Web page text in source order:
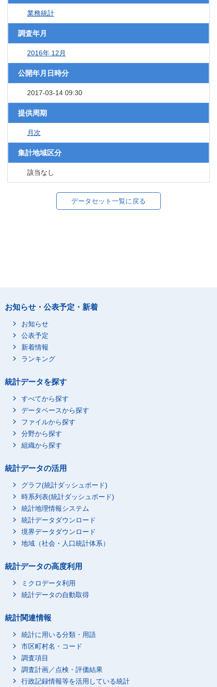
業務統計
調査年月
2016年 12月
公開年月日時分
2017-03-14 09:30
提供周期
月次
集計地域区分
該当なし
データセット一覧に戻る
お知らせ・公表予定・新着
お知らせ
公表予定
新着情報
ランキング
統計データを探す
すべてから探す
データベースから探す
ファイルから探す
分野から探す
組織から探す
統計データの活用
グラフ(統計ダッシュボード)
時系列表(統計ダッシュボード)
統計地理情報システム
統計データダウンロード
境界データダウンロード
地域（社会・人口統計体系）
統計データの高度利用
ミクロデータ利用
統計データの自動取得
統計関連情報
統計に用いる分類・用語
市区町村名・コード
調査項目
調査計画／点検・評価結果
行政記録情報等を活用している統計